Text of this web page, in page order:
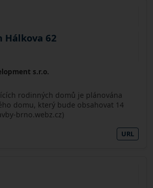
Hálkova 62
s.r.o.
rodinných domů je plánována
domu, který bude obsahovat 14
brno.webz.cz)
URL